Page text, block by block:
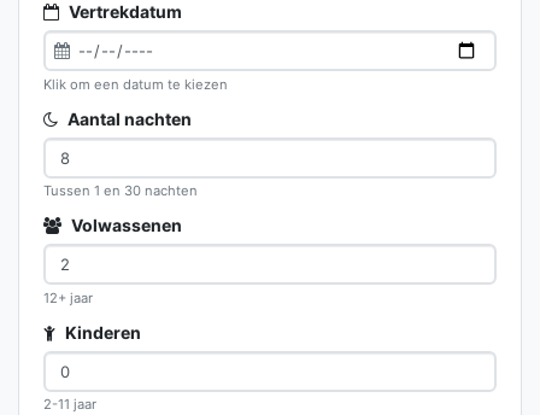
Vertrekdatum
Klik om een datum te kiezen
Aantal nachten
Tussen 1 en 30 nachten
Volwassenen
12+ jaar
Kinderen
2-11 jaar